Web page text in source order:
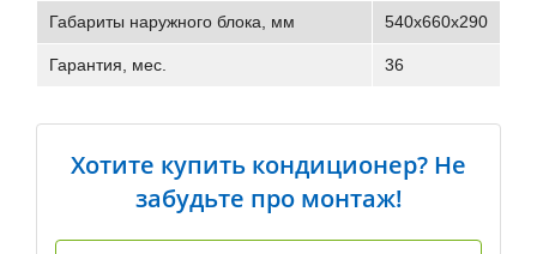
Габариты наружного блока, мм 540x660x290
Гарантия, мес. 36
Хотите купить кондиционер? Не
забудьте про монтаж!